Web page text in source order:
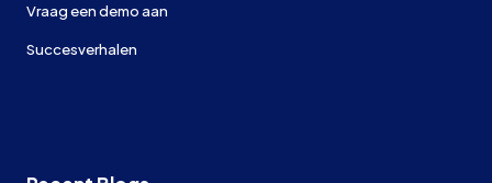
Vraag een demo aan
Succesverhalen